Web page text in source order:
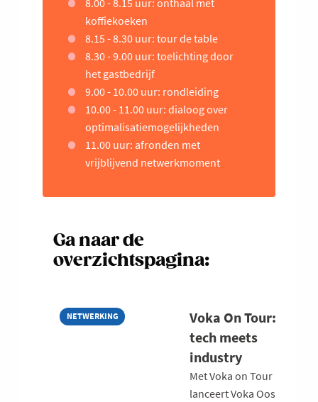
8.00 - 8.15 uur: onthaal met
koffiekoeken
8.15 - 8.30 uur: tour de table
8.30 - 9.00 uur: toelichting door
het gastbedrijf
9.00 - 10.00 uur: rondleiding
10.00 - 11.00 uur: dialoog over
optimalisatiemogelijkheden
11.00 uur: afronden met
vrijblijvend netwerkmoment
Ga naar de
overzichtspagina:
NETWERKING
Voka On Tour:
tech meets
industry
Met Voka on Tour
lanceert Voka Oost-